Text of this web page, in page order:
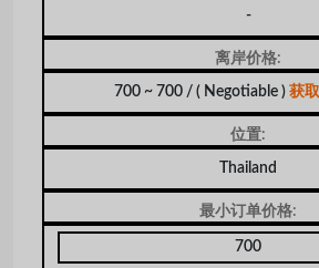
-
离岸价格:
700 ~ 700 / ( Negotiable ) 获
位置:
Thailand
最小订单价格:
700